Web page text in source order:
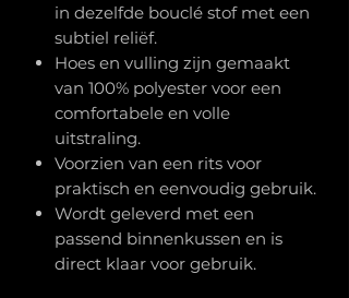
in dezelfde bouclé stof met een
subtiel reliëf.
Hoes en vulling zijn gemaakt
van 100% polyester voor een
comfortabele en volle
uitstraling.
Voorzien van een rits voor
praktisch en eenvoudig gebruik.
Wordt geleverd met een
passend binnenkussen en is
direct klaar voor gebruik.